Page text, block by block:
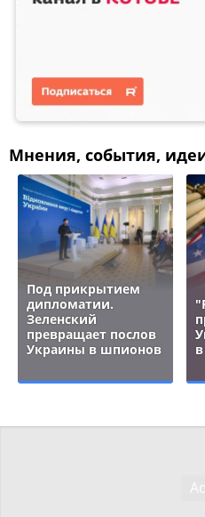
Мнения, события,
Под прикрытием
дипломатии.
Зеленский
превращает послов
Украины в шпионов